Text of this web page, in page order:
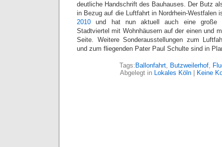
deutliche Handschrift des Bauhauses. Der Butz
in Bezug auf die Luftfahrt in Nordrhein-Westfalen
2010 und hat nun aktuell auch eine große
Stadtviertel mit Wohnhäusern auf der einen und
Seite. Weitere Sonderausstellungen zum
und zum fliegenden Pater Paul Schulte sind in
Tags: Ballonfahrt, Butzweilerhof,
Abgelegt in Lokales Köln| Keine